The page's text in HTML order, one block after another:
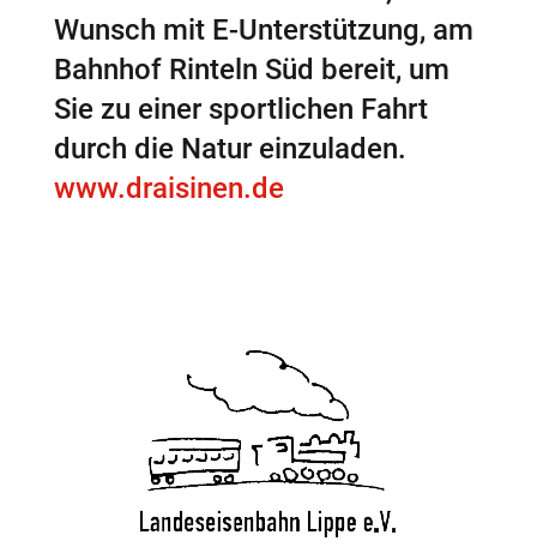
Wunsch mit E-Unterstützung, am
Bahnhof Rinteln Süd bereit, um
Sie zu einer sportlichen Fahrt
durch die Natur einzuladen.
www.draisinen.de